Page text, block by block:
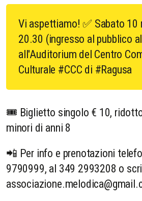
Vi aspettiamo! ✅ Sabato 10
20.30 (ingresso al pubblico
all'Auditorium del Centro
Culturale #CCC di #Ragusa
🎟 Biglietto singolo € 10,
minori di anni 8
📲 Per info e prenotazioni
9790999, al 349 2993208 o